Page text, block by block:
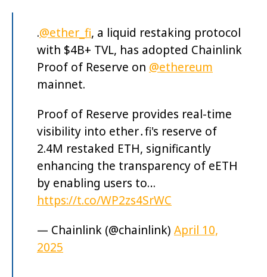
.@ether_fi, a liquid restaking protocol
with $4B+ TVL, has adopted Chainlink
Proof of Reserve on @ethereum
mainnet.
Proof of Reserve provides real-time
visibility into ether․fi's reserve of
2.4M restaked ETH, significantly
enhancing the transparency of eETH
by enabling users to…
https://t.co/WP2zs4SrWC
— Chainlink (@chainlink) April 10,
2025